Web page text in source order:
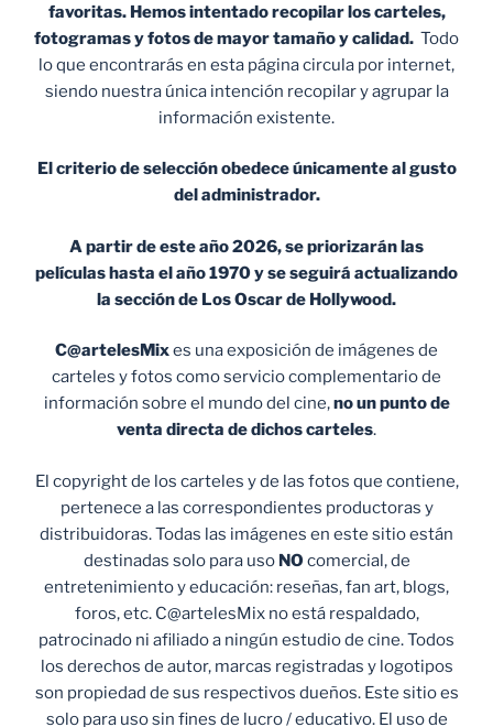
favoritas. Hemos intentado recopilar los carteles,
fotogramas y fotos de mayor tamaño y calidad. Todo
lo que encontrarás en esta página circula por internet,
siendo nuestra única intención recopilar y agrupar la
información existente.
El criterio de selección obedece únicamente al gusto
del administrador.
A partir de este año 2026, se priorizarán las
películas hasta el año 1970 y se seguirá actualizando
la sección de Los Oscar de Hollywood.
C@artelesMixes una exposición de imágenes de
carteles y fotos como servicio complementario de
información sobre el mundo del cine,no un punto de
venta directa de dichos carteles.
El copyright de los carteles y de las fotos que contiene,
pertenece a las correspondientes productoras y
distribuidoras. Todas las imágenes en este sitio están
destinadas solo para uso NO comercial, de
entretenimiento y educación: reseñas, fan art, blogs,
foros, etc. C@artelesMix no está respaldado,
patrocinado ni afiliado a ningún estudio de cine. Todos
los derechos de autor, marcas registradas y logotipos
son propiedad de sus respectivos dueños. Este sitio es
solo para uso sin fines de lucro / educativo. El uso de